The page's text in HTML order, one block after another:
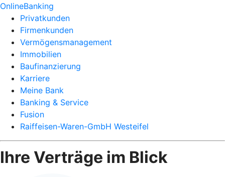
OnlineBanking
Privatkunden
Firmenkunden
Vermögensmanagement
Immobilien
Baufinanzierung
Karriere
Meine Bank
Banking & Service
Fusion
Raiffeisen-Waren-GmbH Westeifel
Ihre Verträge im Blick